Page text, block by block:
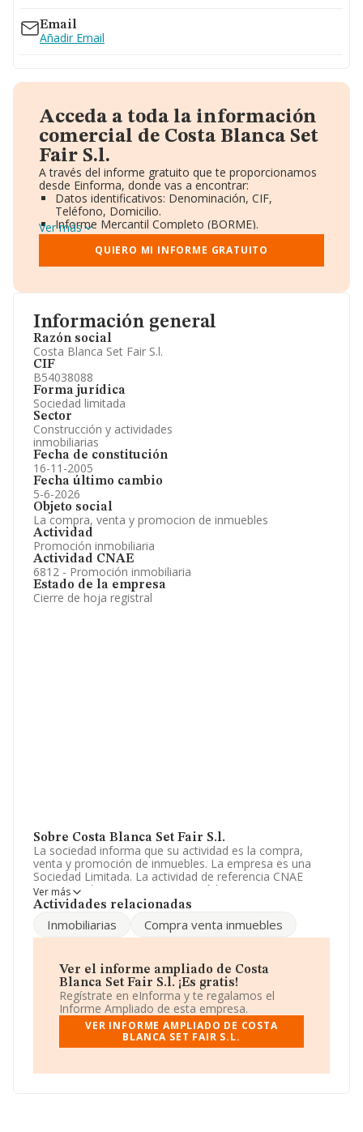
Información general
Razón social
Costa Blanca Set Fair S.l.
CIF
B54038088
Forma jurídica
Sociedad limitada
Sector
Construcción y actividades
inmobiliarias
Fecha de constitución
16-11-2005
Fecha último cambio
5-6-2026
Objeto social
La compra, venta y promocion de inmuebles
Actividad
Promoción inmobiliaria
Actividad CNAE
6812 - Promoción inmobiliaria
Estado de la empresa
Cierre de hoja registral
Sobre Costa Blanca Set Fair S.l.
La sociedad informa que su actividad es la compra,
venta y promoción de inmuebles. La empresa es una
Sociedad Limitada. La actividad de referencia CNAE
corresponde a '%cnae%', cuyo Código es 6812. La
empresa no tiene actividad en mercados exteriores.
La sociedadCosta Blanca Set Fair S.L, B54038088,
tiene su domicilio social establecido en Partida Vinyent
Valenciana.
En base a la información de la que dispone INFORMA
sobre 231.218 compañías, a nivel nacional la facturación
asciende a 29.817 millones de euros y se estima que el
promedio de la facturación entre todas las empresas es
de 128 mil euros. Como información adicional de
años. La media de empleados es de 1.
Ver más
Actividades relacionadas
Inmobiliarias Compra venta inmuebles
Ver el informe ampliado de Costa
Blanca Set Fair S.l. ¡Es gratis!
Regístrate en eInforma y te regalamos el
Informe Ampliado de esta empresa.
VER INFORME AMPLIADO DE COSTA
BLANCA SET FAIR S.L.
Email
Añadir Email
Acceda a toda la información
comercial de Costa Blanca Set
Fair S.l.
A través del informe gratuito que te proporcionamos
desde Einforma, donde vas a encontrar:
Datos identificativos: Denominación, CIF,
Teléfono, Domicilio.
Informe Mercantil Completo (BORME).
Gráficos de Evolución Ventas y Empleados.
Consejo de Administración y Administradores.
Directivos y Ejecutivos.
Información oficial y registral complementaria.
Ver más
QUIERO MI INFORME GRATUITO